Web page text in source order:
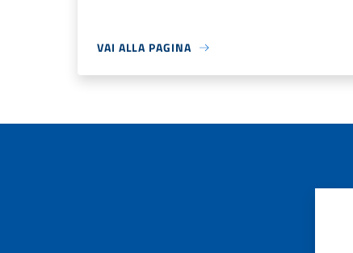
VAI ALLA PAGINA